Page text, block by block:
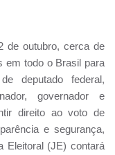
de outubro, cerca de
em todo o Brasil para
deputado federal,
governador e
direito ao voto de
e segurança,
Eleitoral (JE) contará